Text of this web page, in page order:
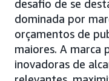
desafio de se
dominada por
orçamentos de
maiores. A marca
inovadoras de